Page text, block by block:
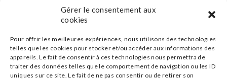
Gérer le consentement aux
cookies
Pour offrir les meilleures expériences, nous utilisons des technologies
telles que les cookies pour stocker et/ou accéder aux informations des
appareils. Le fait de consentir à ces technologies nous permettra de
traiter des données telles que le comportement de navigation ou les ID
uniques sur ce site. Le fait de ne pas consentir ou de retirer son